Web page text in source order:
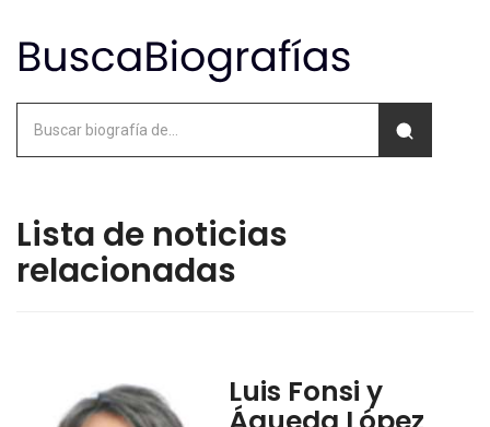
Lista de noticias
relacionadas
Luis Fonsi y